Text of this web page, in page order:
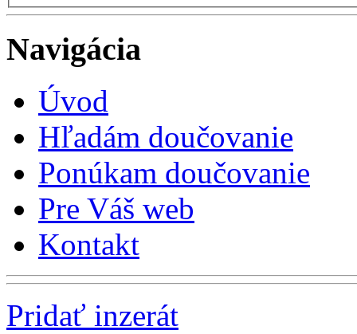
Navigácia
Úvod
Hľadám doučovanie
Ponúkam doučovanie
Pre Váš web
Kontakt
Pridať inzerát